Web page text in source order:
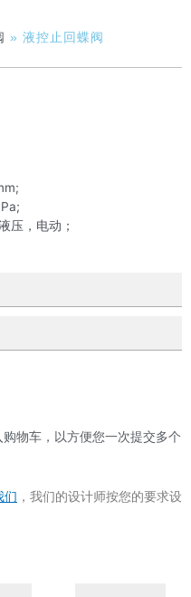
» 液控止回蝶阀
压，电动；
物车，以方便您一次提交多个
们 ，我们的设计师按您的要求设